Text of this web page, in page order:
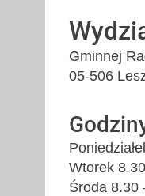
Gminnej
05-506
Wtorek
Środa 8.30